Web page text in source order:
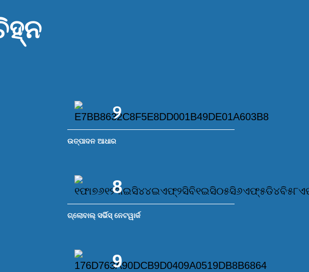
୨
ଉତ୍ପାଦନ ଆଧାର
8
ଗ୍ଲୋବାଲ୍ ସର୍ଭିସ୍ ନେଟୱାର୍କ
9